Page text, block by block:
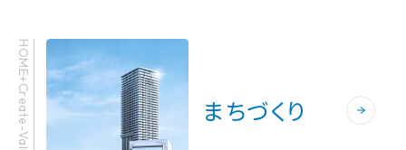
まちづくり
HOME+Create-Value